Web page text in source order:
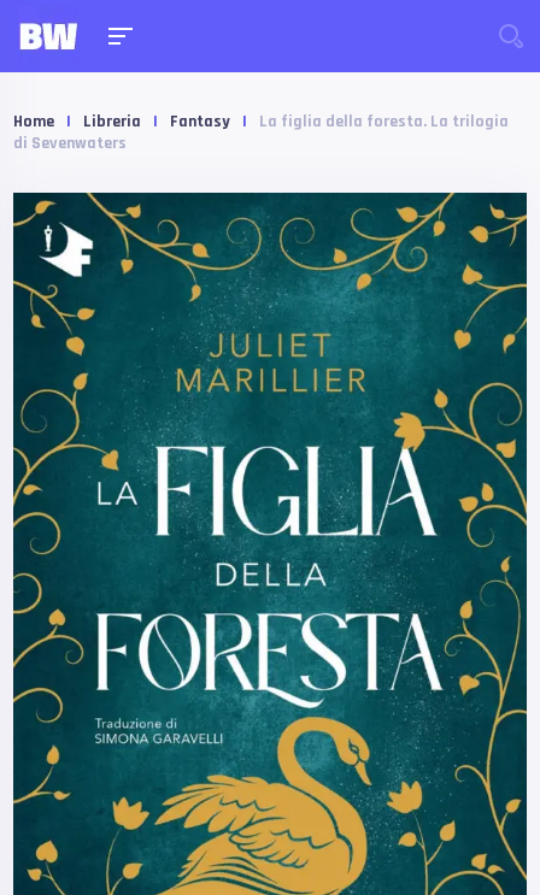
Home | Libreria | Fantasy |
La figlia della foresta. La trilogia
di Sevenwaters